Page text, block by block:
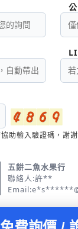
助輸入驗證碼，謝
五餅二魚水果行
聯絡人:許**